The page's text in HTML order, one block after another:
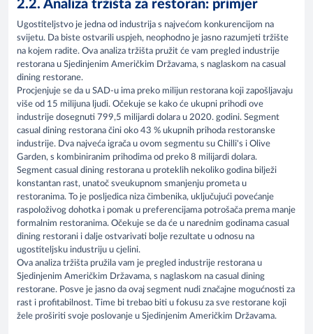
2.2. Analiza tržišta za restoran: primjer
Ugostiteljstvo je jedna od industrija s najvećom konkurencijom na
svijetu. Da biste ostvarili uspjeh, neophodno je jasno razumjeti tržište
na kojem radite. Ova analiza tržišta pružit će vam pregled industrije
restorana u Sjedinjenim Američkim Državama, s naglaskom na casual
dining restorane.
Procjenjuje se da u SAD-u ima preko milijun restorana koji zapošljavaju
više od 15 milijuna ljudi. Očekuje se kako će ukupni prihodi ove
industrije dosegnuti 799,5 milijardi dolara u 2020. godini. Segment
casual dining restorana čini oko 43 % ukupnih prihoda restoranske
industrije. Dva najveća igrača u ovom segmentu su Chilli's i Olive
Garden, s kombiniranim prihodima od preko 8 milijardi dolara.
Segment casual dining restorana u proteklih nekoliko godina bilježi
konstantan rast, unatoč sveukupnom smanjenju prometa u
restoranima. To je posljedica niza čimbenika, uključujući povećanje
raspoloživog dohotka i pomak u preferencijama potrošača prema manje
formalnim restoranima. Očekuje se da će u narednim godinama casual
dining restorani i dalje ostvarivati bolje rezultate u odnosu na
ugostiteljsku industriju u cjelini.
Ova analiza tržišta pružila vam je pregled industrije restorana u
Sjedinjenim Američkim Državama, s naglaskom na casual dining
restorane. Posve je jasno da ovaj segment nudi značajne mogućnosti za
rast i profitabilnost. Time bi trebao biti u fokusu za sve restorane koji
žele proširiti svoje poslovanje u Sjedinjenim Američkim Državama.